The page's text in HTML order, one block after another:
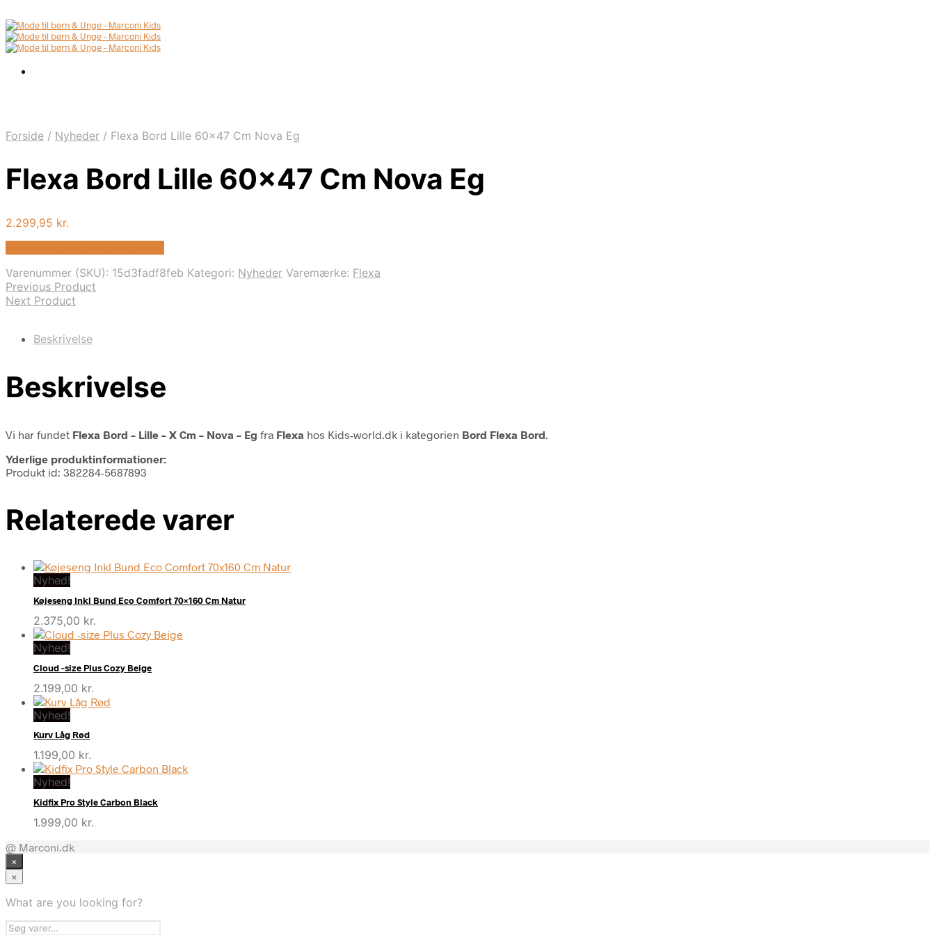
Forside / Nyheder / Flexa Bord Lille 60×47 Cm Nova Eg
Flexa Bord Lille 60×47 Cm Nova Eg
2.299,95 kr.
Varenummer (SKU): 15d3fadf8feb Kategori: Nyheder Varemærke: Flexa
Previous Product
Next Product
Beskrivelse
Beskrivelse
Vi har fundet Flexa Bord – Lille – X Cm – Nova – Eg fra Flexa hos Kids-world.dk i kategorien Bord Flexa Bord
Yderlige produktinformationer:
Produkt id: 382284-5687893
Relaterede varer
Nyhed!
Køjeseng Inkl Bund Eco Comfort 70×160 Cm Natur
2.375,00 kr.
Nyhed!
Cloud -size Plus Cozy Beige
2.199,00 kr.
Nyhed!
Kurv Låg Rød
1.199,00 kr.
Nyhed!
Kidfix Pro Style Carbon Black
1.999,00 kr.
@ Marconi.dk
×
×
What are you looking for?